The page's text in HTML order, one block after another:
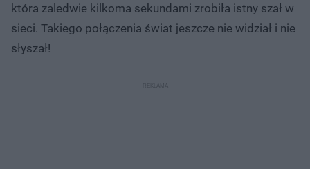
która zaledwie kilkoma sekundami zrobiła istny szał w
sieci. Takiego połączenia świat jeszcze nie widział i nie
słyszał!